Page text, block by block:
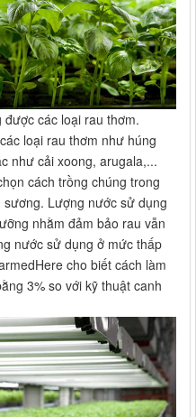
các loại rau thơm.
loại rau thơm như húng
như cải xoong, arugala,...
cách trồng chúng trong
Lượng nước sử dụng
nhằm đảm bảo rau vẫn
nước sử dụng ở mức thấp
cho biết cách làm
3% so với kỹ thuật canh